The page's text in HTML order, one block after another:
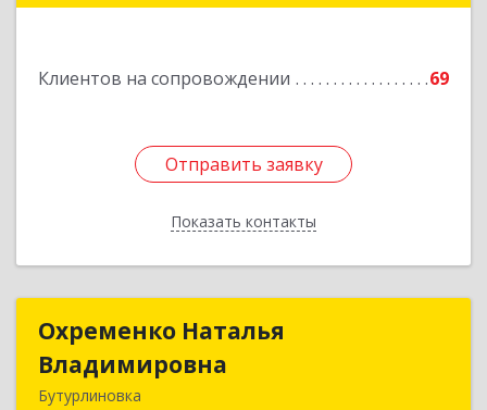
Клиентов на сопровождении 69
Отправить заявку
Показать контакты
Отправить заявку
Назад
Охременко Наталья
Владимировна
Бутурлиновка
Охременко Наталья